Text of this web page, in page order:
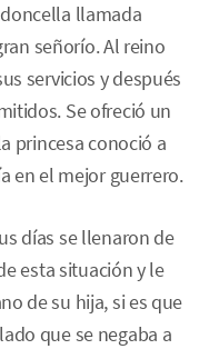
llamada
señorío. Al reino
servicios y después
Se ofreció un
princesa conoció a
en el mejor guerrero.
días se llenaron de
esta situación y le
de su hija, si es que
que se negaba a